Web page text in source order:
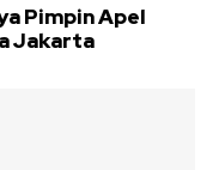
Pimpin Apel
Jakarta